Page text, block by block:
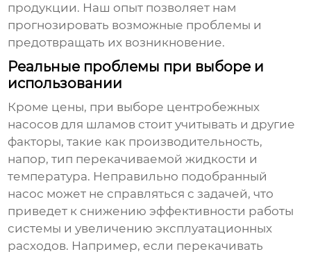
продукции. Наш опыт позволяет нам
прогнозировать возможные проблемы и
предотвращать их возникновение.
Реальные проблемы при выборе и
использовании
Кроме цены, при выборе центробежных
насосов для шламов стоит учитывать и другие
факторы, такие как производительность,
напор, тип перекачиваемой жидкости и
температура. Неправильно подобранный
насос может не справляться с задачей, что
приведет к снижению эффективности работы
системы и увеличению эксплуатационных
расходов. Например, если перекачивать